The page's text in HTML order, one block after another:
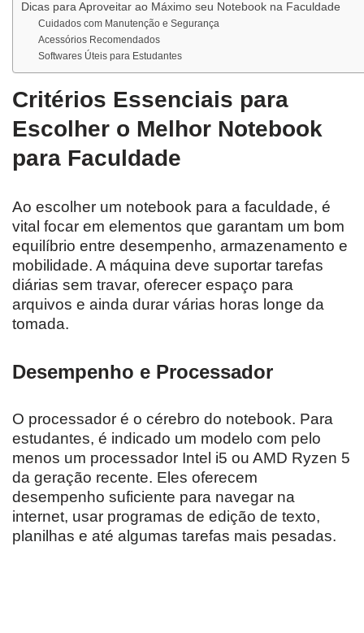
Dicas para Aproveitar ao Máximo seu Notebook na Faculdade
Cuidados com Manutenção e Segurança
Acessórios Recomendados
Softwares Úteis para Estudantes
Critérios Essenciais para
Escolher o Melhor Notebook
para Faculdade
Ao escolher um notebook para a faculdade, é
vital focar em elementos que garantam um bom
equilíbrio entre desempenho, armazenamento e
mobilidade. A máquina deve suportar tarefas
diárias sem travar, oferecer espaço para
arquivos e ainda durar várias horas longe da
tomada.
Desempenho e Processador
O processador é o cérebro do notebook. Para
estudantes, é indicado um modelo com pelo
menos um processador Intel i5 ou AMD Ryzen 5
da geração recente. Eles oferecem
desempenho suficiente para navegar na
internet, usar programas de edição de texto,
planilhas e até algumas tarefas mais pesadas.